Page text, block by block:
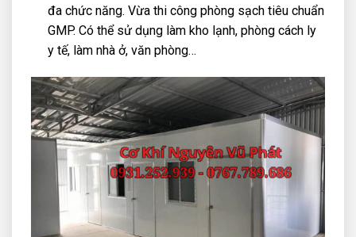
đa chức năng. Vừa thi công phòng sạch tiêu chuẩn
GMP. Có thể sử dụng làm kho lạnh, phòng cách ly
y tế, làm nhà ở, văn phòng…